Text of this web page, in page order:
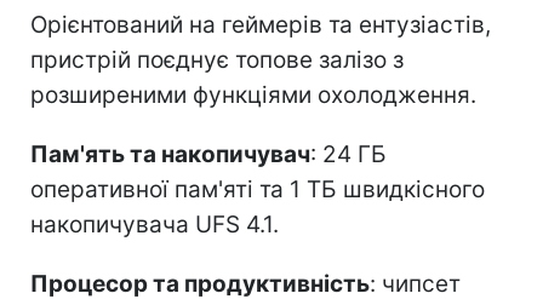
Орієнтований на геймерів та ентузіастів,
пристрій поєднує топове залізо з
розширеними функціями охолодження.
Пам'ять та накопичувач: 24 ГБ
оперативної пам'яті та 1 ТБ швидкісного
накопичувача UFS 4.1.
Процесор та продуктивність: чипсет